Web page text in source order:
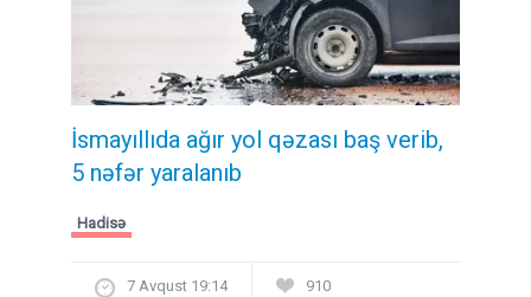
İsmayıllıda ağır yol qəzası baş verib,
5 nəfər yaralanıb
Hadisə
7 Avqust 19:14 910